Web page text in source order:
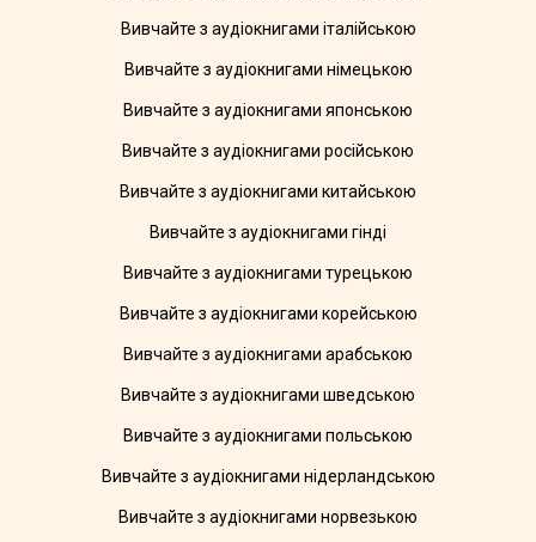
Вивчайте з аудіокнигами італійською
Вивчайте з аудіокнигами німецькою
Вивчайте з аудіокнигами японською
Вивчайте з аудіокнигами російською
Вивчайте з аудіокнигами китайською
Вивчайте з аудіокнигами гінді
Вивчайте з аудіокнигами турецькою
Вивчайте з аудіокнигами корейською
Вивчайте з аудіокнигами арабською
Вивчайте з аудіокнигами шведською
Вивчайте з аудіокнигами польською
Вивчайте з аудіокнигами нідерландською
Вивчайте з аудіокнигами норвезькою